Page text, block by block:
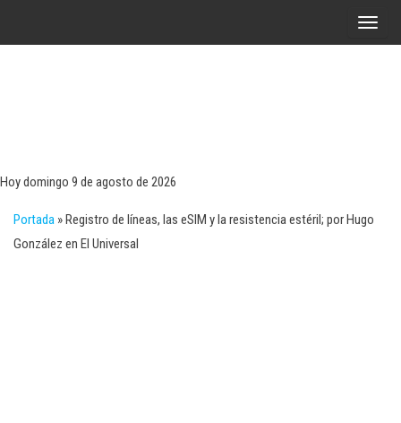
A
l
Hoy domingo 9 de agosto de 2026
Portada »Registro de líneas, las eSIM y la resistencia estéril; por Hugo
González en El Universal